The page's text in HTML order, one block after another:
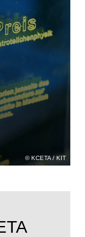
KCETA / KIT